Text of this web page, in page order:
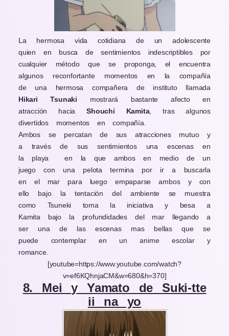
La hermosa vida cotidiana de un adolescente
quien en busca de sentimientos indescriptibles por
cualquier método que se proponga, el encuentra
algunos reconfortante momentos en la compañía
de una hermosa compañera de instituto llamada
Hikari Tsunaki mostrará bastante afecto en
atracción haciaShouchi Kamita, tras algunos
divertidos momentos en compañía.
Ambos se percatan de sus atracciones mutuo y
a través de sus sentimientos una escenas en
la playa en la que ambos en medio de un
juego con una pelota termina por ir a buscarla
en el mar para luego empaparse ambos y con
ello bajo la tentación del ambiente se muestra
como Tsuneki toma la iniciativa y besa a
Kamita bajo la profundidades del mar llegando a
ser una de las escenas mas bellas que se
puede contemplar en un anime escolar y
romance.
[youtube=https://www.youtube.com/watch?
v=ef6KQhnjaCM&w=680&h=370]
8. Meiy Yamato de Suki-tte
ii na yo